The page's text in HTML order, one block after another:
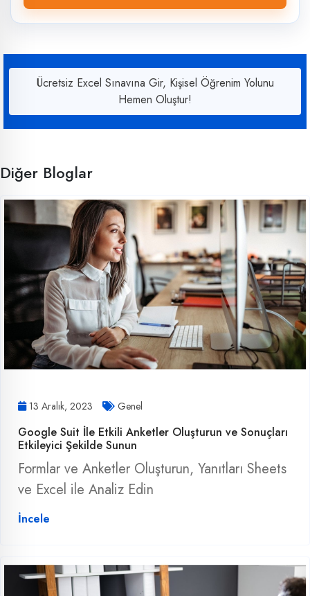
Ücretsiz Excel Sınavına Gir, Kişisel Öğrenim Yolunu
Hemen Oluştur!
Diğer Bloglar
13 Aralık, 2023 Genel
Google Suit İle Etkili Anketler Oluşturun ve Sonuçları
Etkileyici Şekilde Sunun
Formlar ve Anketler Oluşturun, Yanıtları Sheets
ve Excel ile Analiz Edin
İncele